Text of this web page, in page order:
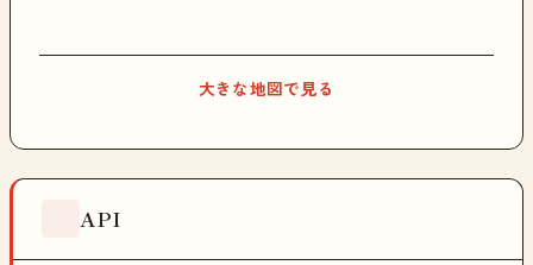
大きな地図で見る
API